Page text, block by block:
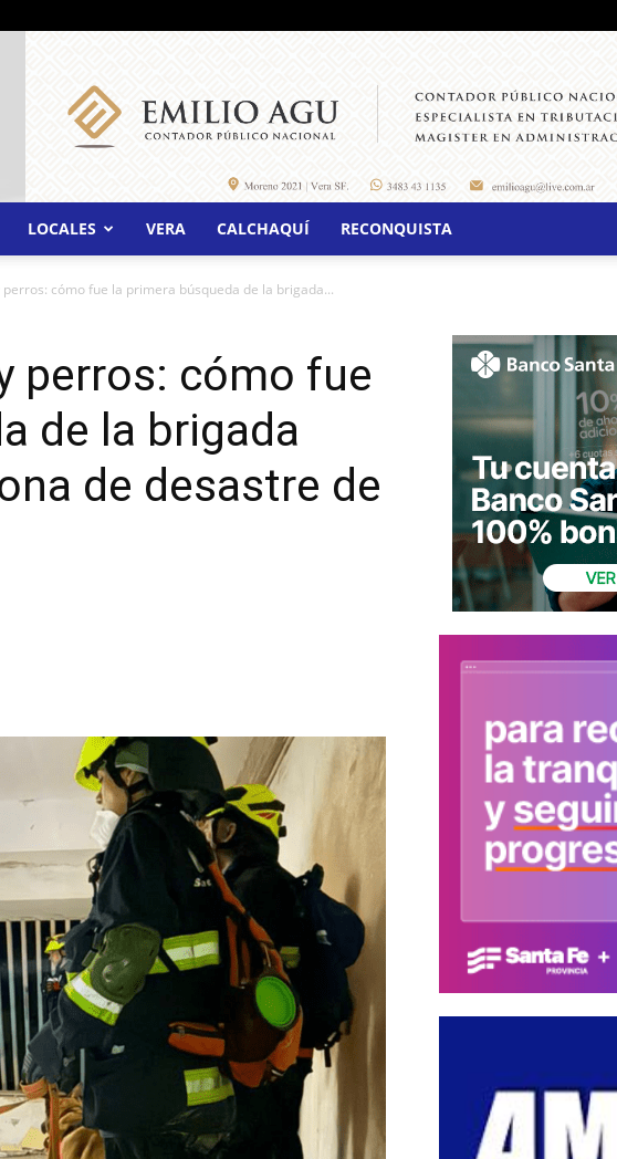
LOCALES VERA CALCHAQUÍ RECONQUISTA
perros: cómo fue la primera búsqueda de la brigada...
perros: cómo fue
de la brigada
de desastre de